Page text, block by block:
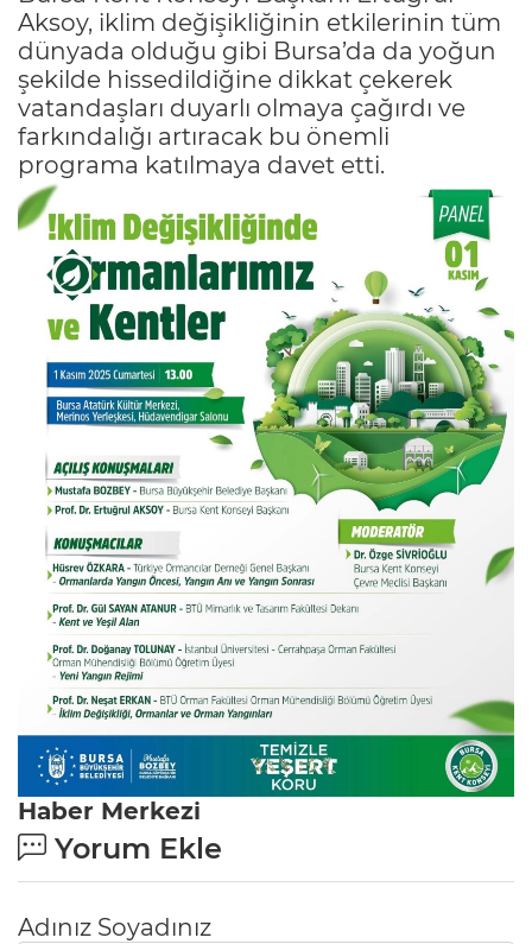
Aksoy, iklim değişikliğinin etkilerinin tüm
dünyada olduğu gibi Bursa’da da yoğun
şekilde hissedildiğine dikkat çekerek
vatandaşları duyarlı olmaya çağırdı ve
farkındalığı artıracak bu önemli
programa katılmaya davet etti.
Haber Merkezi
Yorum Ekle
Adınız Soyadınız